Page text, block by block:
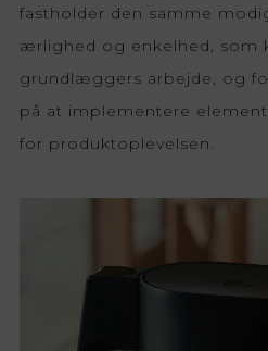
fastholder den samme
ærlighed og enkelhed, som
grundlæggers arbejde, og
på at implementere
for produktoplevelsen.